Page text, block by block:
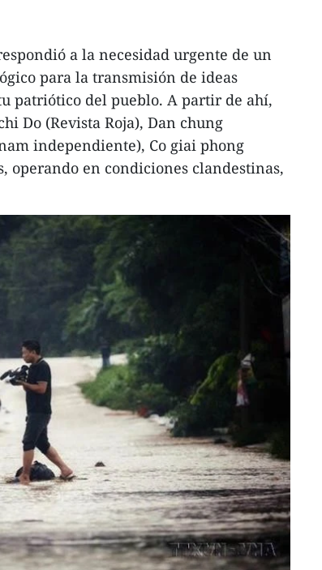
a la necesidad urgente de un
para la transmisión de ideas
patriótico del pueblo. A partir de ahí,
Do (Revista Roja), Dan chung
independiente), Co giai phong
operando en condiciones clandestinas,